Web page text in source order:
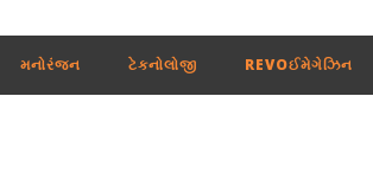
મનોરંજન ટેકનોલોજી REVOઈમેગેઝિન